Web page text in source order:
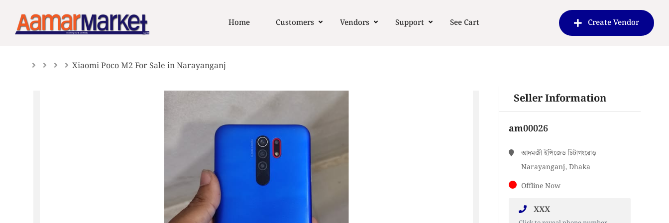
content
Home Customers Vendors Support See Cart Create Vendor
Xiaomi Poco M2 For Sale in Narayanganj
Seller Information
am00026
আদমজী ইপিজেড চিটাগংরোড়
Narayanganj, Dhaka
Offline Now
XXX